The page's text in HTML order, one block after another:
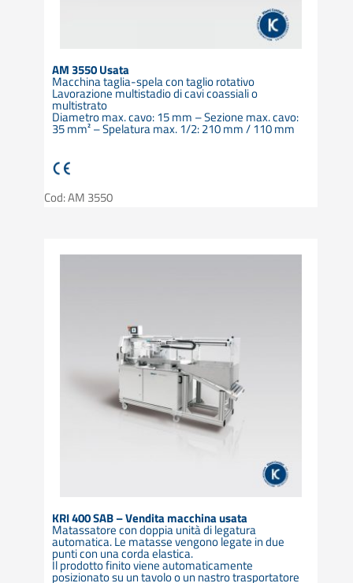
AM 3550 Usata
Macchina taglia-spela con taglio rotativo
Lavorazione multistadio di cavi coassiali o
multistrato
Diametro max. cavo: 15 mm – Sezione max. cavo:
35 mm² – Spelatura max. 1/2: 210 mm / 110 mm
Cod: AM 3550
KRI 400 SAB – Vendita macchina usata
Matassatore con doppia unità di legatura
automatica. Le matasse vengono legate in due
punti con una corda elastica.
Il prodotto finito viene automaticamente
posizionato su un tavolo o un nastro trasportatore